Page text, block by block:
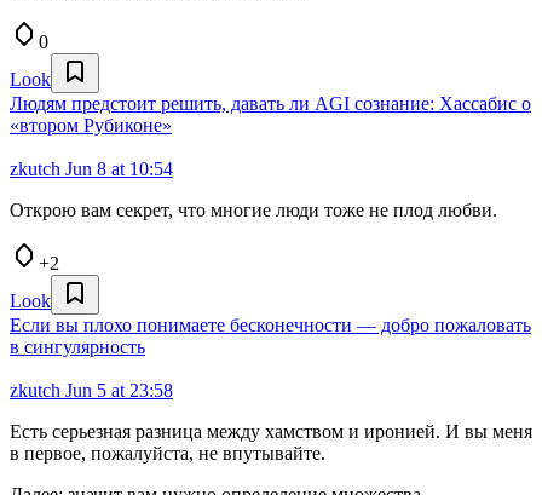
0
Look
Людям предстоит решить, давать ли AGI сознание: Хассабис о
«втором Рубиконе»
zkutch Jun 8 at 10:54
Открою вам секрет, что многие люди тоже не плод любви.
+2
Look
Если вы плохо понимаете бесконечности — добро пожаловать
в сингулярность
zkutch Jun 5 at 23:58
Есть серьезная разница между хамством и иронией. И вы меня
в первое, пожалуйста, не впутывайте.